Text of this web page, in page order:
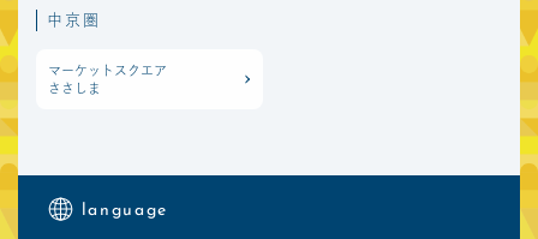
中京圏
マーケットスクエア
ささしま
language